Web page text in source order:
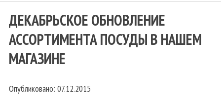
ДЕКАБРЬСКОЕ ОБНОВЛЕНИЕ
АССОРТИМЕНТА ПОСУДЫ В НАШЕМ
МАГАЗИНЕ
Опубликовано: 07.12.2015